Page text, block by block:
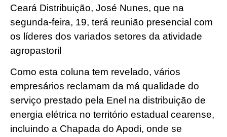
Ceará Distribuição, José Nunes, que na
segunda-feira, 19, terá reunião presencial com
os líderes dos variados setores da atividade
agropastoril
Como esta coluna tem revelado, vários
empresários reclamam da má qualidade do
serviço prestado pela Enel na distribuição de
energia elétrica no território estadual cearense,
incluindo a Chapada do Apodi, onde se